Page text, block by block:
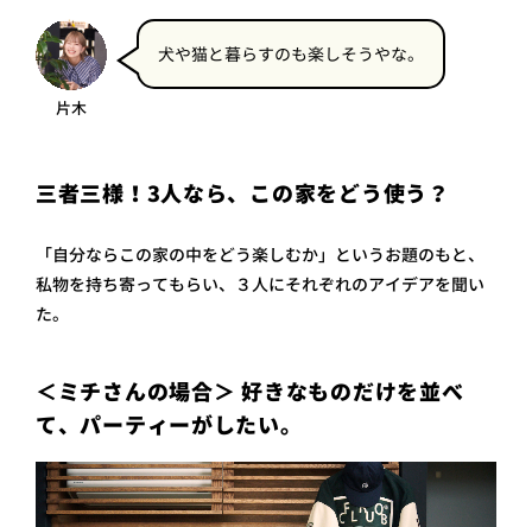
片木
犬や猫と暮らすのも楽しそうやな。
三者三様！3人なら、この家をどう使う？
「自分ならこの家の中をどう楽しむか」というお題のもと、
私物を持ち寄ってもらい、３人にそれぞれのアイデアを聞い
た。
＜ミチさんの場合＞ 好きなものだけを並べ
て、パーティーがしたい。